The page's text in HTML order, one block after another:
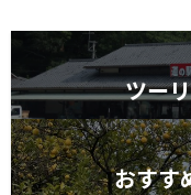
ツー
おすす